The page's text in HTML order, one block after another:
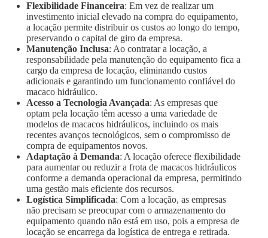
Flexibilidade Financeira: Em vez de realizar um
investimento inicial elevado na compra do equipamento,
a locação permite distribuir os custos ao longo do tempo,
preservando o capital de giro da empresa.
Manutenção Inclusa: Ao contratar a locação, a
responsabilidade pela manutenção do equipamento fica a
cargo da empresa de locação, eliminando custos
adicionais e garantindo um funcionamento confiável do
macaco hidráulico.
Acesso a Tecnologia Avançada: As empresas que
optam pela locação têm acesso a uma variedade de
modelos de macacos hidráulicos, incluindo os mais
recentes avanços tecnológicos, sem o compromisso de
compra de equipamentos novos.
Adaptação à Demanda: A locação oferece flexibilidade
para aumentar ou reduzir a frota de macacos hidráulicos
conforme a demanda operacional da empresa, permitindo
uma gestão mais eficiente dos recursos.
Logística Simplificada: Com a locação, as empresas
não precisam se preocupar com o armazenamento do
equipamento quando não está em uso, pois a empresa de
locação se encarrega da logística de entrega e retirada.